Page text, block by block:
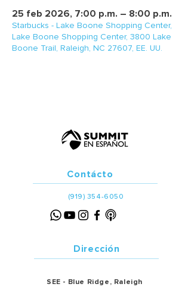
25 feb 2026, 7:00 p.m. – 8:00 p.m.
Starbucks - Lake Boone Shopping Center,
Lake Boone Shopping Center, 3800 Lake
Boone Trail, Raleigh, NC 27607, EE. UU.
Contácto
(919) 354-6050
Dirección
SEE - Blue Ridge, Raleigh